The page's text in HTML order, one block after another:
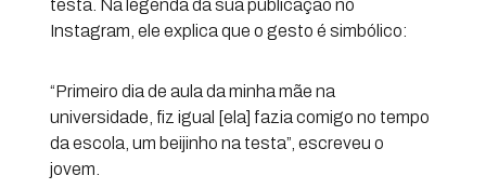
testa. Na legenda da sua publicação no
Instagram, ele explica que o gesto é simbólico:
“Primeiro dia de aula da minha mãe na
universidade, fiz igual [ela] fazia comigo no tempo
da escola, um beijinho na testa”, escreveu o
jovem.